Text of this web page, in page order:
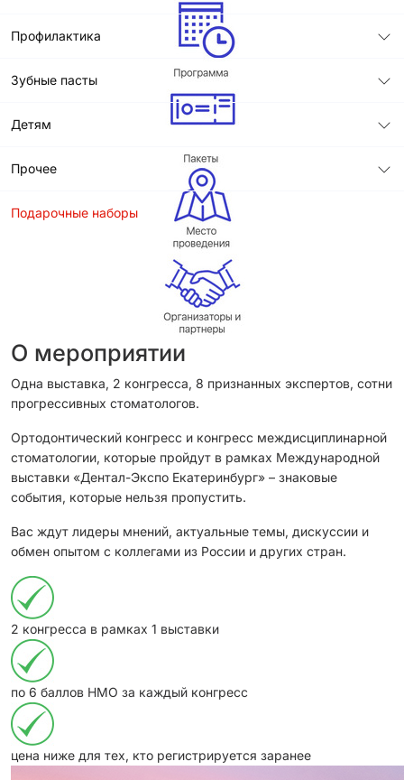
Профилактика
Зубные пасты
Детям
Прочее
Подарочные наборы
О мероприятии
Одна выставка, 2 конгресса, 8 признанных экспертов, сотни
прогрессивных стоматологов.
Ортодонтический конгресс и конгресс междисциплинарной
стоматологии, которые пройдут в рамках Международной
выставки «Дентал-Экспо Екатеринбург» – знаковые
события, которые нельзя пропустить.
Вас ждут лидеры мнений, актуальные темы, дискуссии и
обмен опытом с коллегами из России и других стран.
2 конгресса в рамках 1 выставки
по 6 баллов НМО за каждый конгресс
цена ниже для тех, кто регистрируется заранее